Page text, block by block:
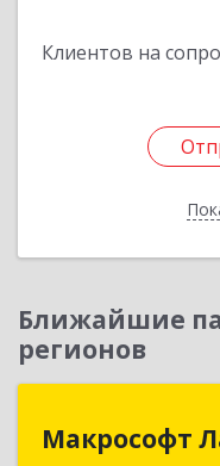
Клиентов на
Ближайшие
регионов
Макрософт